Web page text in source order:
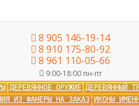
8 905 146-19-14
8 910 175-80-92
8 961 110-05-66
9:00-18:00 пн-пт
ДЕРЕВЯННОЕ ОРУЖИЕ ДЕРЕВЯННЫЙ
ИЗ ФАНЕРЫ НА ЗАКАЗ ИКОНЫ